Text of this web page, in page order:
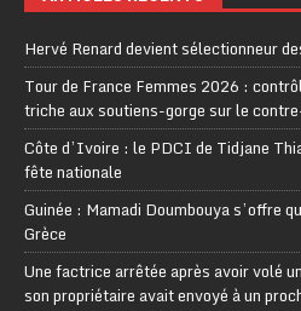
Hervé Renard devient sélectionneur
Tour de France Femmes 2026 :
triche aux soutiens-gorge sur le
Côte d’Ivoire : le PDCI de Tidjane
fête nationale
Guinée : Mamadi Doumbouya s’offre
Grèce
Une factrice arrêtée après avoir volé
son propriétaire avait envoyé à un